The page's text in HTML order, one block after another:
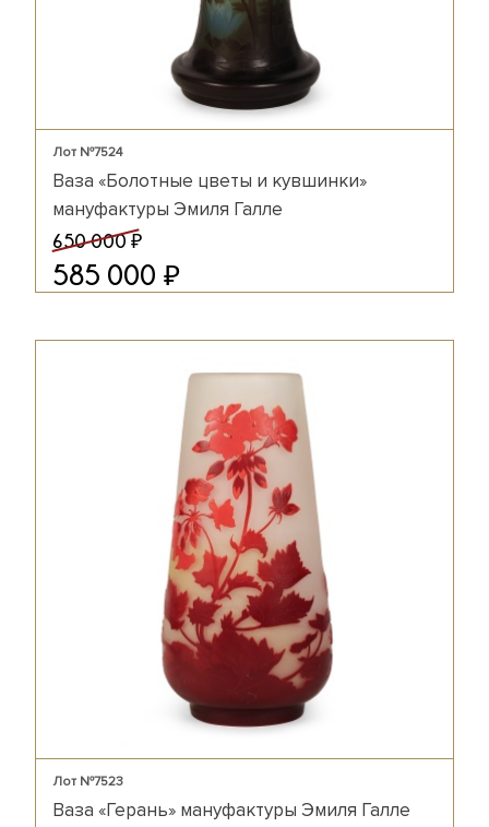
Лот №7524
Ваза «Болотные цветы и кувшинки»
мануфактуры Эмиля Галле
650 000 ₽
585 000 ₽
Лот №7523
Ваза «Герань» мануфактуры Эмиля Галле